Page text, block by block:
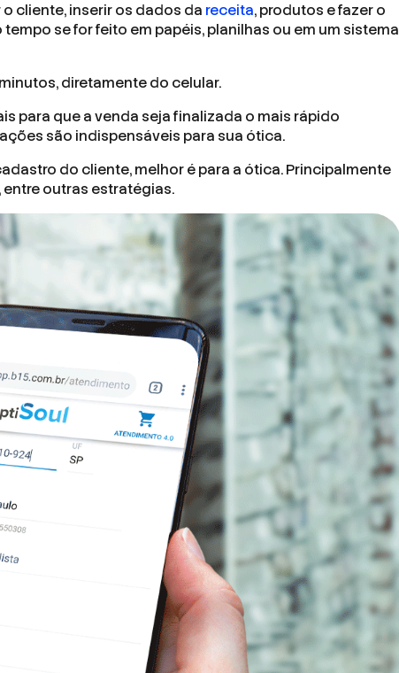
cliente, inserir os dados da receita, produtos e fazer o
se for feito em papéis, planilhas ou em um sistema
diretamente do celular.
para que a venda seja finalizada o mais rápido
são indispensáveis para sua ótica.
do cliente, melhor é para a ótica. Principalmente
entre outras estratégias.